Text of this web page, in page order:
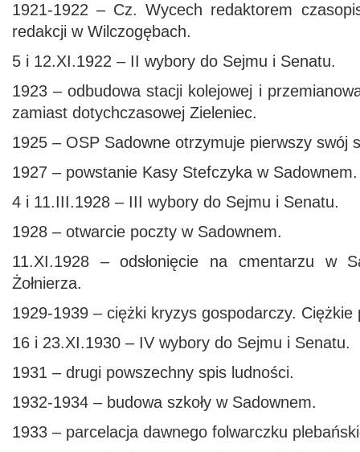
1921-1922 – Cz. Wycech redaktorem
redakcji w Wilczogębach.
5 i 12.XI.1922 – II wybory do Sejmu i Senatu.
1923 – odbudowa stacji kolejowej i
zamiast dotychczasowej Zieleniec.
1925 – OSP Sadowne otrzymuje pierwszy swój
1927 – powstanie Kasy Stefczyka w Sadownem.
4 i 11.III.1928 – III wybory do Sejmu i Senatu.
1928 – otwarcie poczty w Sadownem.
11.XI.1928 – odsłonięcie na cmentarzu w
Żołnierza.
1929-1939 – ciężki kryzys gospodarczy. Ciężkie
16 i 23.XI.1930 – IV wybory do Sejmu i Senatu.
1931 – drugi powszechny spis ludności.
1932-1934 – budowa szkoły w Sadownem.
1933 – parcelacja dawnego folwarczku